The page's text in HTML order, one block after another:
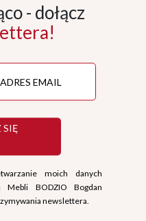
- dołącz
SIĘ
moich danych
Mebli BODZIO Bogdan
newslettera.